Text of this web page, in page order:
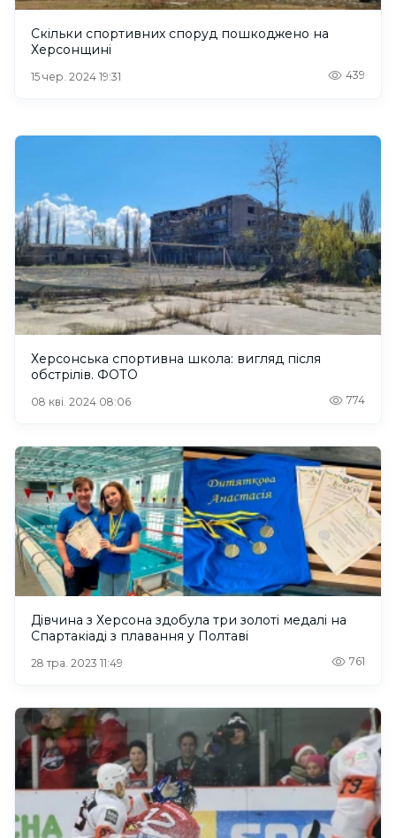
Скільки спортивних споруд пошкоджено на
Херсонщині
15 чер. 2024 19:31 439
Херсонська спортивна школа: вигляд після
обстрілів. ФОТО
08 кві. 2024 08:06 774
Дівчина з Херсона здобула три золоті медалі на
Спартакіаді з плавання у Полтаві
28 тра. 2023 11:49 761